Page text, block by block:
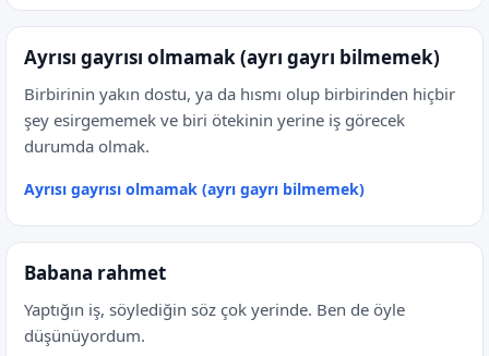
Ayrısı gayrısı olmamak (ayrı gayrı bilmemek)
Birbirinin yakın dostu, ya da hısmı olup birbirinden hiçbir
şey esirgememek ve biri ötekinin yerine iş görecek
durumda olmak.
Ayrısı gayrısı olmamak (ayrı gayrı bilmemek)
Babana rahmet
Yaptığın iş, söylediğin söz çok yerinde. Ben de öyle
düşünüyordum.